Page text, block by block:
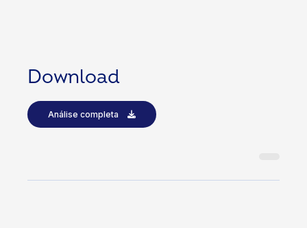
Download
Análise completa